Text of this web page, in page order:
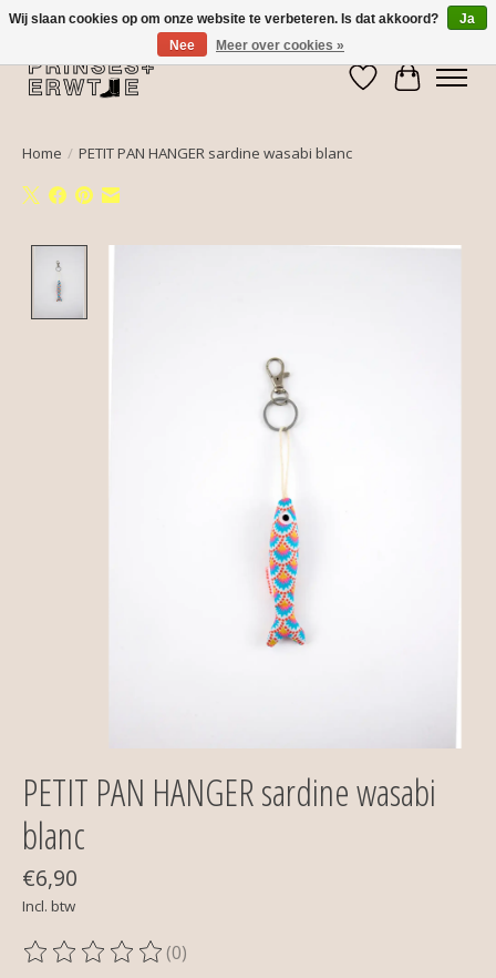
Verlanglijst
Home / PETIT PAN HANGER sardine wasabi blanc
PETIT PAN HANGER sardine wasabi
blanc
€6,90
Incl. btw
De beoordeling van dit product is
(0)
Wij slaan cookies op om onze website te verbeteren. Is dat akkoord?
Ja
Nee
Meer over cookies »